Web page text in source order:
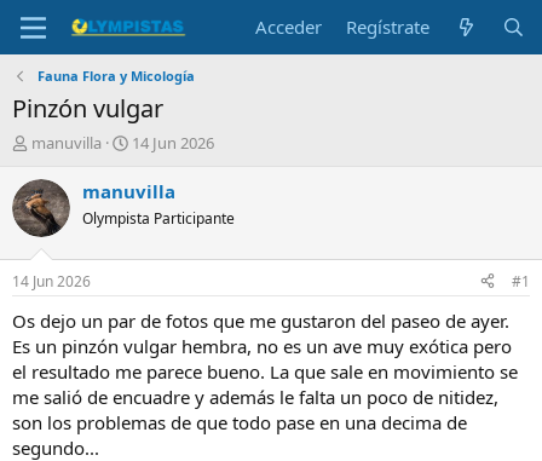
Acceder Regístrate
Fauna Flora y Micología
Pinzón vulgar
I
i
c
i
a
d
o
r
e
l
t
e
m
manuvilla
F
c
a
i
n
c
i
o
14 Jun 2026
manuvilla
Olympista Participante
14 Jun 2026 #1
Os dejo un par de fotos que me gustaron del paseo de ayer.
Es un pinzón vulgar hembra, no es un ave muy exótica pero
el resultado me parece bueno. La que sale en movimiento se
me salió de encuadre y además le falta un poco de nitidez,
son los problemas de que todo pase en una decima de
segundo...